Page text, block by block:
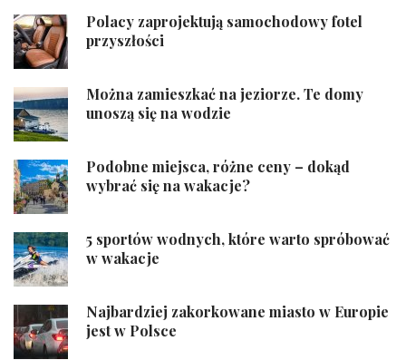
Polacy zaprojektują samochodowy fotel
przyszłości
Można zamieszkać na jeziorze. Te domy
unoszą się na wodzie
Podobne miejsca, różne ceny – dokąd
wybrać się na wakacje?
5 sportów wodnych, które warto spróbować
w wakacje
Najbardziej zakorkowane miasto w Europie
jest w Polsce